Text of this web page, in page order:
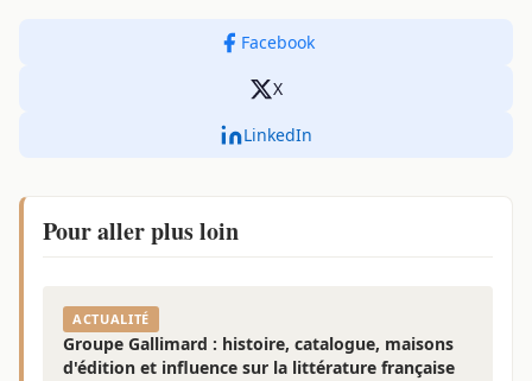
Facebook
X
LinkedIn
Pour aller plus loin
ACTUALITÉ
Groupe Gallimard : histoire, catalogue, maisons
d'édition et influence sur la littérature française